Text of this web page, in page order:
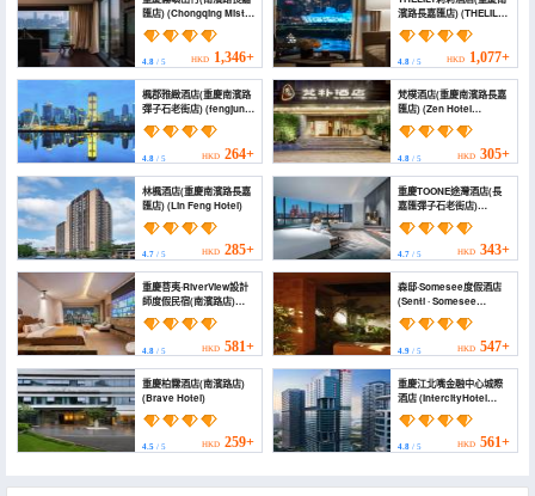
匯店) (Chongqing Mist
Isle Riverside Resort
Hotel (Nanbin Road
Changjiahui Branch))
4.8 / 5 HKD 1,346+
濱路長嘉匯店) (THELILY
Designer Hotel
(Chongqing
Changjiahui Store))
4.8/ 5 HKD 1,077+
楓郡雅緻酒店(重慶南濱路
彈子石老街店) (fengjun
yazhi Hotel (Chongqing
Nanbin Road Danzishi
4.8 / 5 HKD 264+
梵樸酒店(重慶南濱路長嘉
匯店) (Zen Hotel
(Chongqing Nanbin
Road Changjiahui))
4.8/ 5 HKD 305+
林楓酒店(重慶南濱路長嘉
匯店) (Lin Feng Hotel)
4.7 / 5 HKD 285+
重慶TOONE途灣酒店(長
嘉匯彈子石老街店)
(Chongqing TOONE
Tuwan Hotel)
4.7/ 5 HKD 343+
重慶菩夷·RiverView設計
師度假民宿(南濱路店)
(Chongqing Puyi
·RiverView Designer
Holiday Homestay
(Nanbin Road Store))
4.8 / 5 HKD 581+
森邸·Somesee度假酒店
(Senti · Somesee
Resort Hotel)
4.9/ 5 HKD 547+
重慶柏霧酒店(南濱路店)
(Brave Hotel)
4.5 / 5 HKD 259+
重慶江北嘴金融中心城際
酒店 (IntercityHotel
ChongqingJiangbei zui
Financial City)
4.8/ 5 HKD 561+